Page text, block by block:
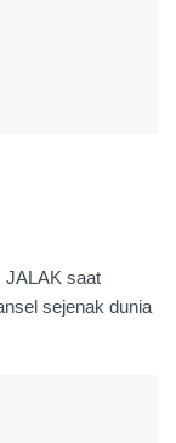
JALAK saat
sejenak dunia